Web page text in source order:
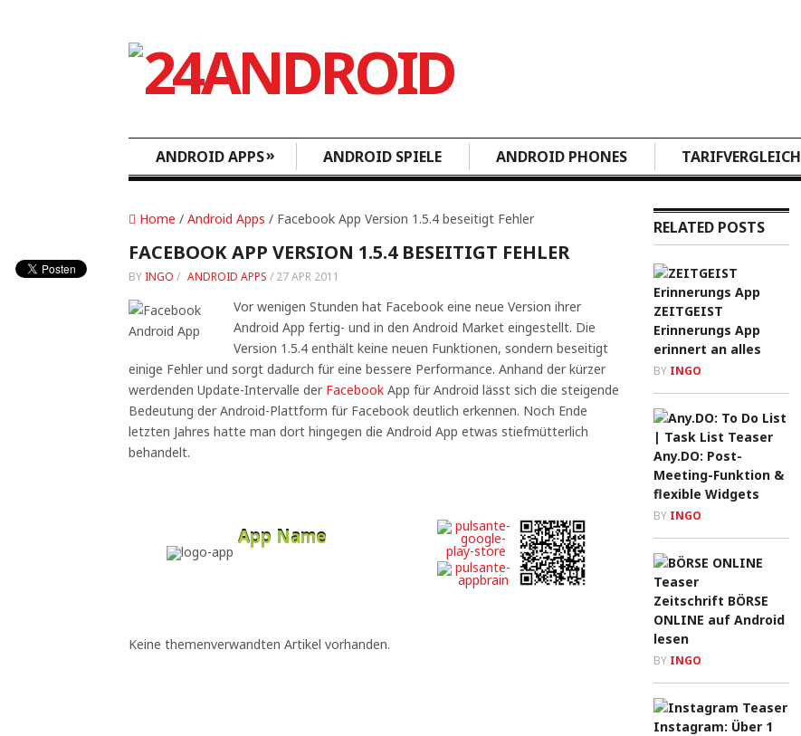
ANDROID APPS» ANDROID SPIELE ANDROID PHONES TARIFVERGLEICH
Home / Android Apps / Facebook App Version 1.5.4 beseitigt Fehler
FACEBOOK APP VERSION 1.5.4 BESEITIGT FEHLER
BY INGO / ANDROID APPS / 27 APR 2011
Vor wenigen Stunden hat Facebook eine neue Version ihrer
Android App fertig- und in den Android Market eingestellt. Die
Version 1.5.4 enthält keine neuen Funktionen, sondern beseitigt
einige Fehler und sorgt dadurch für eine bessere Performance. Anhand der kürzer
werdenden Update-Intervalle der Facebook App für Android lässt sich die steigende
Bedeutung der Android-Plattform für Facebook deutlich erkennen. Noch Ende
letzten Jahres hatte man dort hingegen die Android App etwas stiefmütterlich
behandelt.
App Name
Keine themenverwandten Artikel vorhanden.
RELATED POSTS
ZEITGEIST
Erinnerungs App
erinnert an alles
BY INGO
Any.DO: Post-
Meeting-Funktion &
flexible Widgets
BY INGO
Zeitschrift BÖRSE
ONLINE auf Android
lesen
BY INGO
Instagram: Über 1